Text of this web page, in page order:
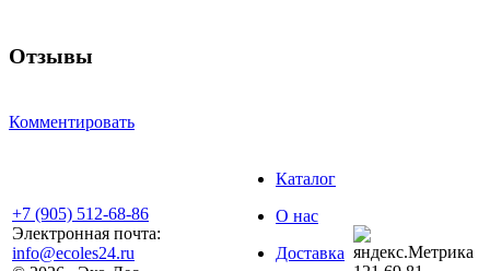
Отзывы
Комментировать
+7 (905) 512-68-86
Электронная почта:
info@ecoles24.ru
Каталог
О нас
Доставка